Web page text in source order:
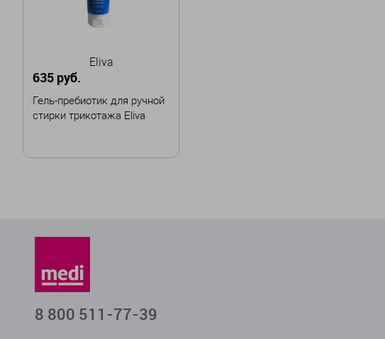
Eliva
635 руб.
Гель-пребиотик для ручной
стирки трикотажа Eliva
8 800 511-77-39